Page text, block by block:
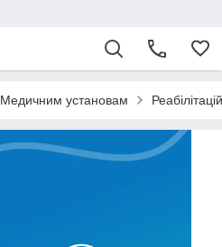
Медичним установам